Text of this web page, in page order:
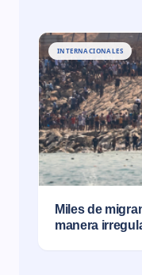
INTERNACIONALES
Miles de
manera